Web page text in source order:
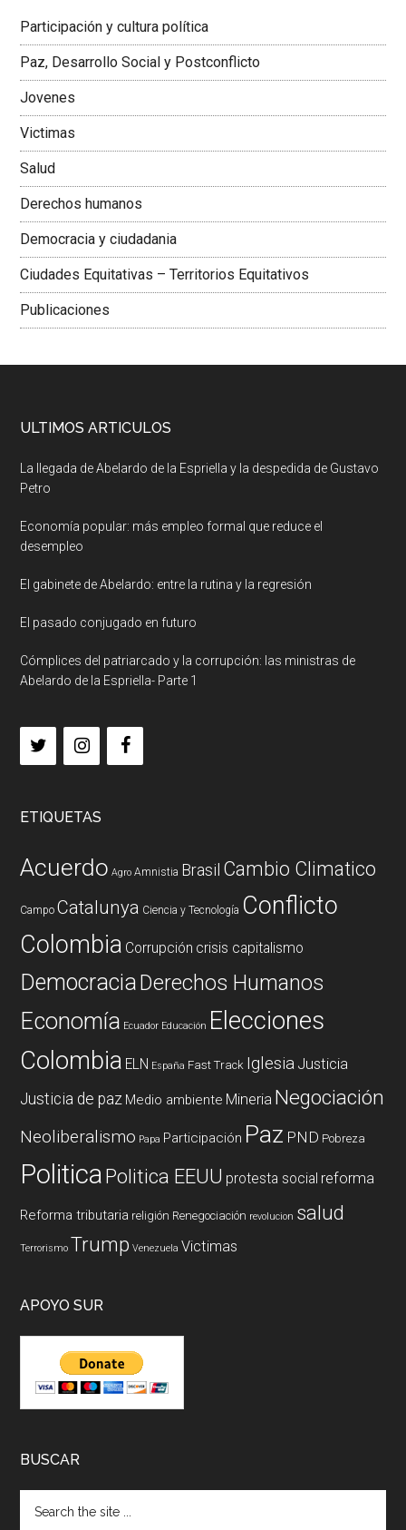
Colombiana
Participación y cultura política
Paz, Desarrollo Social y Postconflicto
Jovenes
Victimas
Salud
Derechos humanos
Democracia y ciudadania
Ciudades Equitativas – Territorios Equitativos
Publicaciones
ULTIMOS ARTICULOS
La llegada de Abelardo de la Espriella y la despedida de Gustavo
Petro
Economía popular: más empleo formal que reduce el
desempleo
El gabinete de Abelardo: entre la rutina y la regresión
El pasado conjugado en futuro
Cómplices del patriarcado y la corrupción: las ministras de
Abelardo de la Espriella- Parte 1
ETIQUETAS
Acuerdo Agro Amnistia Brasil Cambio Climatico
Campo Catalunya Ciencia y Tecnología Conflicto
Colombia Corrupción crisis capitalismo
DemocraciaDerechos Humanos
Economía Ecuador Educación Elecciones
Colombia ELN España Fast Track Iglesia Justicia
Justicia de paz Medio ambiente Mineria Negociación
Neoliberalismo Papa Participación Paz PND Pobreza
PoliticaPolitica EEUU protesta social reforma
Reforma tributaria religión Renegociación revolucion salud
Terrorismo Trump Venezuela Victimas
APOYO SUR
BUSCAR